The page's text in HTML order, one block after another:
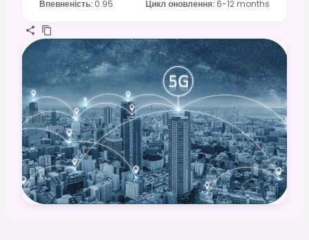
Впевненість: 0.95 Цикл оновлення: 6-12 months